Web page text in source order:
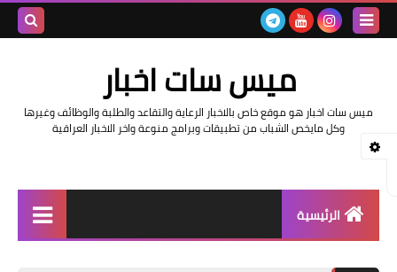
ميس سات اخبار
ميس سات اخبار هو موقع خاص بالاخبار الرعاية والتقاعد والطلبة والوظائف وغيرها
وكل مايخص الشباب من تطبيقات وبرامج منوعة واخر الاخبار العراقية
الرئيسية